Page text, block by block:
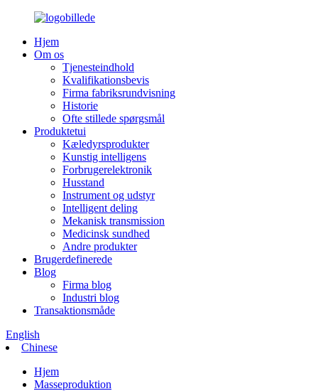
Hjem
Om os
Tjenesteindhold
Kvalifikationsbevis
Firma fabriksrundvisning
Historie
Ofte stillede spørgsmål
Produktetui
Kæledyrsprodukter
Kunstig intelligens
Forbrugerelektronik
Husstand
Instrument og udstyr
Intelligent deling
Mekanisk transmission
Medicinsk sundhed
Andre produkter
Brugerdefinerede
Blog
Firma blog
Industri blog
Transaktionsmåde
English
Chinese
Hjem
Masseproduktion